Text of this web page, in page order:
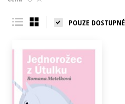
Young adult (SK)
POUZE DOSTUPNÉ